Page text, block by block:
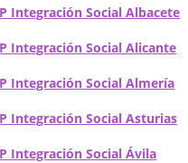
Integración Social Albacete
Integración Social Alicante
Integración Social Almería
Integración Social Asturias
Integración Social Ávila